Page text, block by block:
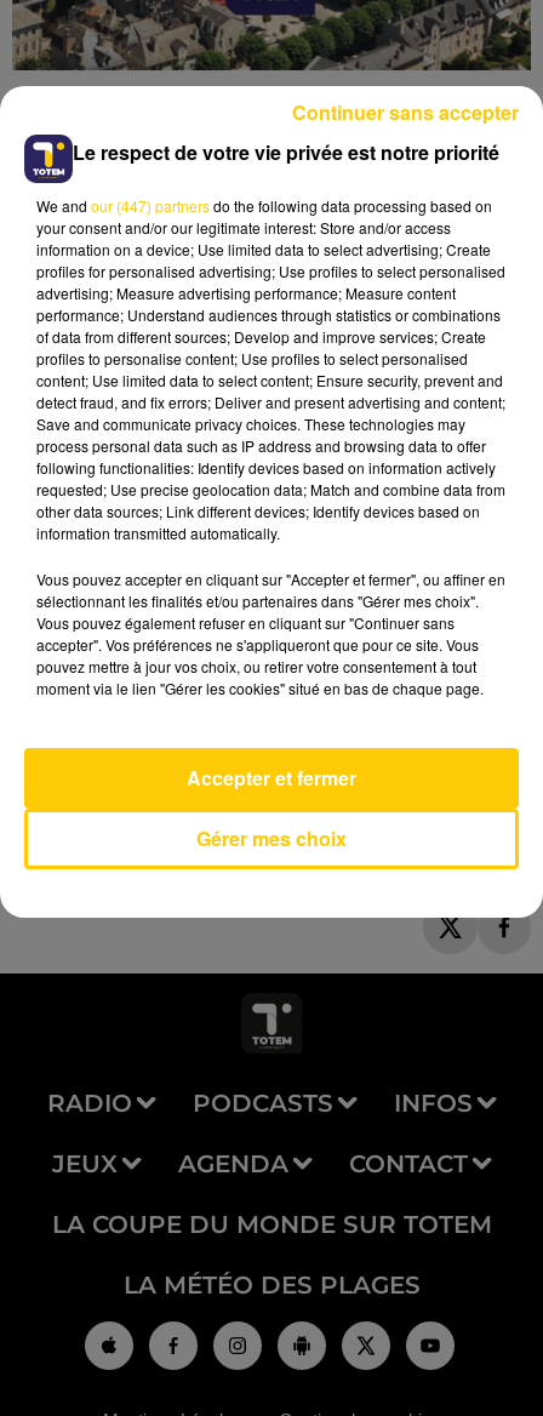
Lecture (4 min 26 sec)
6 juillet 2026 - 4 min 26 sec
L'INFO DE LA LOZÈRE DU 06/07/26 À
07H59
L'info de la Lozère
LOREEN
AVEYRON NORD
RADIO PODCASTS INFOS
JEUX AGENDA CONTACT
LA COUPE DU MONDE SUR TOTEM
LA MÉTÉO DES PLAGES
Le respect de votre vie privée est notre priorité
We and our (447) partnersdo the following data processing based on
your consent and/or our legitimate interest: Store and/or access
information on a device; Use limited data to select advertising; Create
profiles for personalised advertising; Use profiles to select personalised
advertising; Measure advertising performance; Measure content
performance; Understand audiences through statistics or combinations
of data from different sources; Develop and improve services; Create
profiles to personalise content; Use profiles to select personalised
content; Use limited data to select content; Ensure security, prevent and
detect fraud, and fix errors; Deliver and present advertising and content;
Save and communicate privacy choices. These technologies may
process personal data such as IP address and browsing data to offer
following functionalities: Identify devices based on information actively
requested; Use precise geolocation data; Match and combine data from
other data sources; Link different devices; Identify devices based on
information transmitted automatically.
Vous pouvez accepter en cliquant sur "Accepter et fermer", ou affiner en
sélectionnant les finalités et/ou partenaires dans "Gérer mes choix".
Vous pouvez également refuser en cliquant sur "Continuer sans
accepter". Vos préférences ne s'appliqueront que pour ce site. Vous
pouvez mettre à jour vos choix, ou retirer votre consentement à tout
moment via le lien "Gérer les cookies" situé en bas de chaque page.
Gérer mes choix
Accepter et fermer
Continuer sans accepter